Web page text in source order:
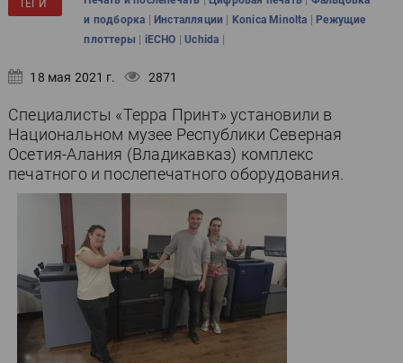
ТЕГИ
и подборка | Инсталляции | Konica Minolta |Режущие
плоттеры | iECHO |Uchida |
18 мая 2021 г. 2871
Специалисты «Терра Принт» установили в
Национальном музее Республики Северная
Осетия-Алания (Владикавказ) комплекс
печатного и послепечатного оборудования.